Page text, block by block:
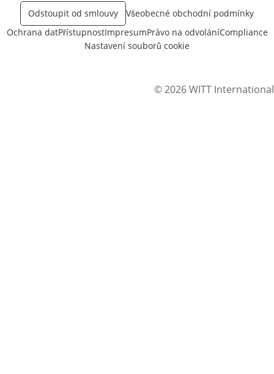
Odstoupit od smlouvy
Všeobecné obchodní podmínky
Ochrana datPřístupnostImpresumPrávo na odvoláníCompliance
Nastavení souborů cookie
© 2026 WITT International